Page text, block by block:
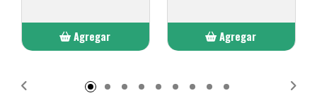
Agregar
Agregar